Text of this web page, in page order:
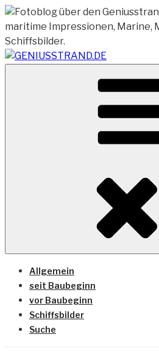
Zum
Inhalt
springen
Vom Geniusstrand zum
Terminal Wilhelmshaven
Allgemein
seit Baubeginn
vor Baubeginn
Schiffsbilder
Suche